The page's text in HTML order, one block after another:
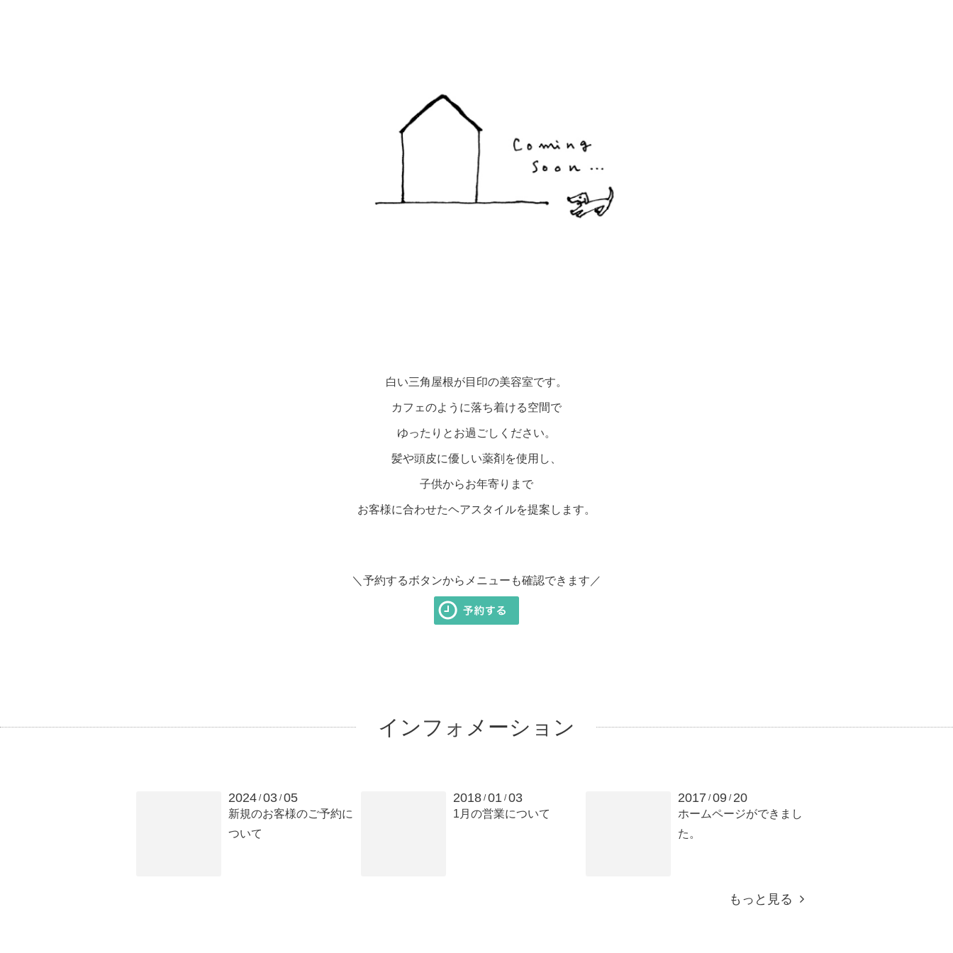
白い三角屋根が目印の美容室です。
カフェのように落ち着ける空間で
ゆったりとお過ごしください。
髪や頭皮に優しい薬剤を使用し、
子供からお年寄りまで
お客様に合わせたヘアスタイルを提案します。
＼予約するボタンからメニューも確認できます／
インフォメーション
2024 /03 /05
新規のお客様のご予約に
ついて
2018/01 /03
1月の営業について
2017 /09/ 20
ホームページができまし
た。
もっと見る